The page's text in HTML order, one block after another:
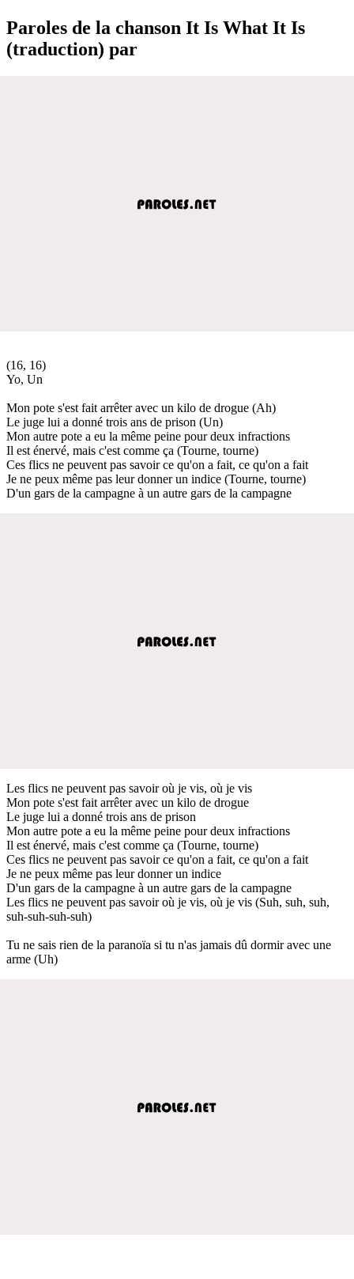
Paroles de la chanson It Is What It Is
(traduction) par
(16, 16)
Yo, Un
Mon pote s'est fait arrêter avec un kilo de drogue (Ah)
Le juge lui a donné trois ans de prison (Un)
Mon autre pote a eu la même peine pour deux infractions
Il est énervé, mais c'est comme ça (Tourne, tourne)
Ces flics ne peuvent pas savoir ce qu'on a fait, ce qu'on a fait
Je ne peux même pas leur donner un indice (Tourne, tourne)
D'un gars de la campagne à un autre gars de la campagne
Les flics ne peuvent pas savoir où je vis, où je vis
Mon pote s'est fait arrêter avec un kilo de drogue
Le juge lui a donné trois ans de prison
Mon autre pote a eu la même peine pour deux infractions
Il est énervé, mais c'est comme ça (Tourne, tourne)
Ces flics ne peuvent pas savoir ce qu'on a fait, ce qu'on a fait
Je ne peux même pas leur donner un indice
D'un gars de la campagne à un autre gars de la campagne
Les flics ne peuvent pas savoir où je vis, où je vis (Suh, suh, suh,
suh-suh-suh-suh)
Tu ne sais rien de la paranoïa si tu n'as jamais dû dormir avec une
arme (Uh)